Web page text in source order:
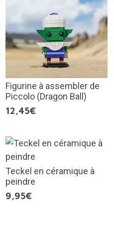
Figurine à assembler de
Piccolo (Dragon Ball)
12,45€
Teckel en céramique à
peindre
9,95€